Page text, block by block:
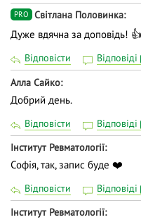
PRO Світлана Половинка
Дуже вдячна за
Відповісти Відповіді
Алла Сайко
Добрий день.
Відповісти Відповіді
Iнститут Ревматології
Софія, так, запис буде ❤️
Відповісти Відповіді
Iнститут Ревматології